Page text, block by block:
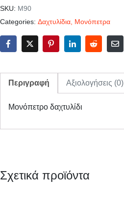
SKU: Μ90
Categories: Δαχτυλίδια, Μονόπετρα
Περιγραφή Αξιολογήσεις (0)
Μονόπετρο δαχτυλίδι
Σχετικά προϊόντα